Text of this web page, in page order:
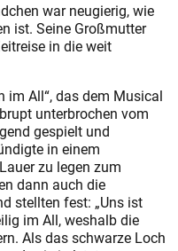
war neugierig, wie
ist. Seine Großmutter
in die weit
im All“, das dem Musical
unterbrochen vom
gespielt und
in einem
zu legen zum
dann auch die
stellten fest: „Uns ist
im All, weshalb die
Als das schwarze Loch